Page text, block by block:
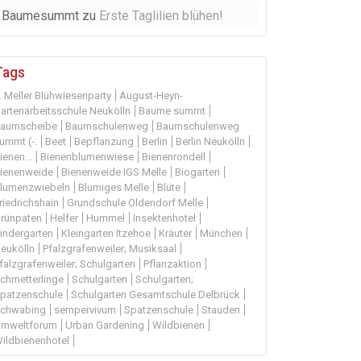
Baumesummt zu Erste Taglilien blühen!
Meller Blühwiesenparty
August-Heyn-
Neukölln
Baume summt
Baumschulenweg
Baumschulenweg
(-:
Beet Bepflanzung Berlin
Berlin Neukölln
Bienenblumenwiese
Bienenrondell
Bienenweide IGS Melle
Biogarten
Blumiges Melle
Blüte
Grundschule Oldendorf Melle
Helfer Hummel
Insektenhotel
Kleingarten Itzehoe Kräuter
München
Pfalzgrafenweiler; Musiksaal
Schulgarten
Pflanzaktion
Schulgarten
Schulgarten;
Schulgarten Gesamtschule Delbrück
sempervivum Spatzenschule
Stauden
Urban Gardening
Wildbienen